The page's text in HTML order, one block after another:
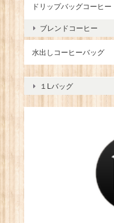
ドリップバッグコーヒー
ブレンドコーヒー
水出しコーヒーバッグ
１Lバッグ